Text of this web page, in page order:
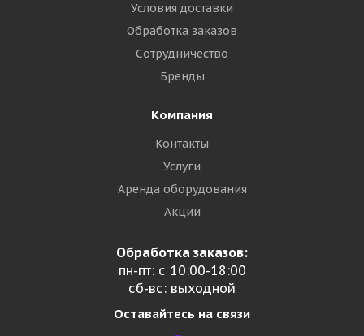
Условия доставки
Обработка заказов
Сотрудничество
Бренды
Компания
Контакты
Услуги
Аренда оборудования
Акции
Обработка заказов:
пн-пт: с 10:00-18:00
сб-вс: выходной
Оставайтесь на связи